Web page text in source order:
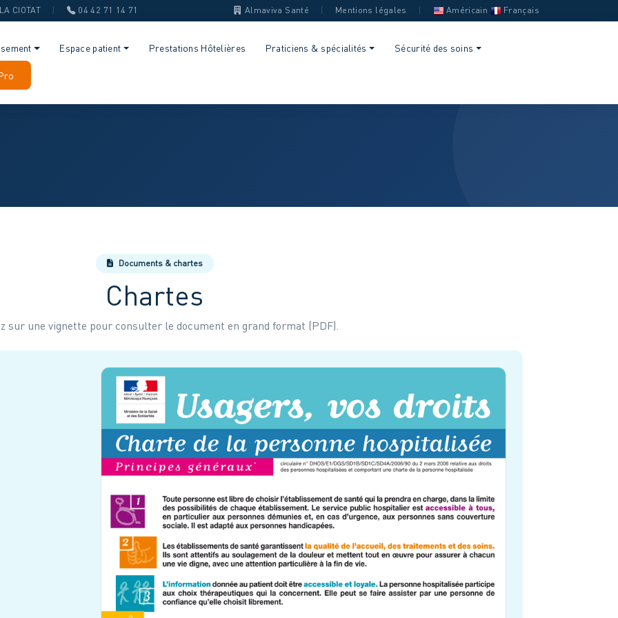
CIOTAT 04 42 71 14 71 Almaviva Santé Mentions légales Américain Français
Espace patient Prestations Hôtelières Praticiens & spécialités Sécurité des soins
Documents & chartes
Chartes
sur une vignette pour consulter le document en grand format (PDF).